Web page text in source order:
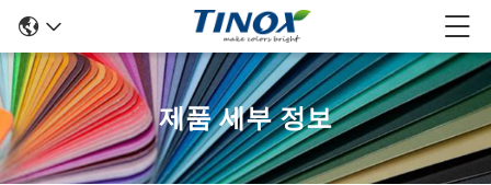
제품 세부 정보